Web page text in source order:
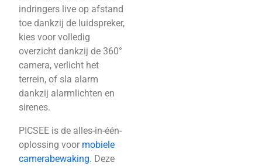
indringers live op afstand
toe dankzij de luidspreker,
kies voor volledig
overzicht dankzij de 360°
camera, verlicht het
terrein, of sla alarm
dankzij alarmlichten en
sirenes.
PICSEE is de alles-in-één-
oplossing voor mobiele
camerabewaking. Deze